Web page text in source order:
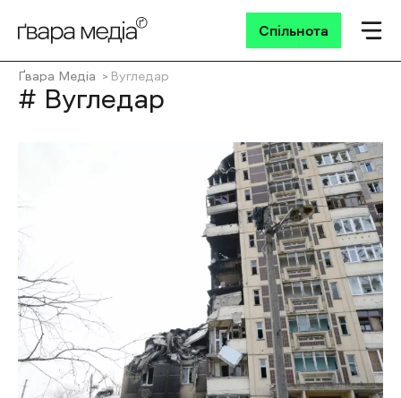
Спільнота
Ґвара Медіа Вугледар
# Вугледар